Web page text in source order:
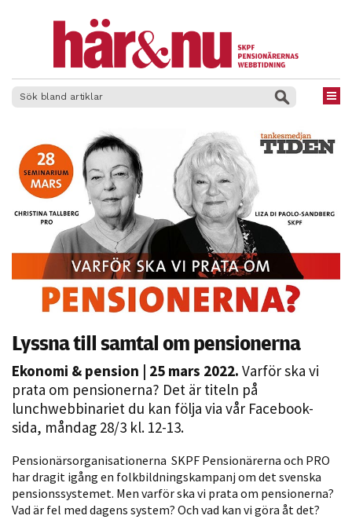
Lyssna till samtal om pensionerna
Ekonomi & pension | 25 mars 2022. Varför ska vi
prata om pensionerna? Det är titeln på
lunchwebbinariet du kan följa via vår Facebook-
sida, måndag 28/3 kl. 12-13.
Pensionärsorganisationerna SKPF Pensionärerna och PRO
har dragit igång en folkbildningskampanj om det svenska
pensionssystemet. Men varför ska vi prata om pensionerna?
Vad är fel med dagens system? Och vad kan vi göra åt det?
Nödvändiga